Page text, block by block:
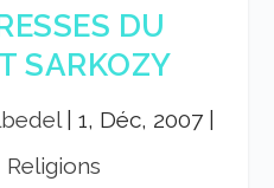
DU
SARKOZY
| 1, Déc, 2007|